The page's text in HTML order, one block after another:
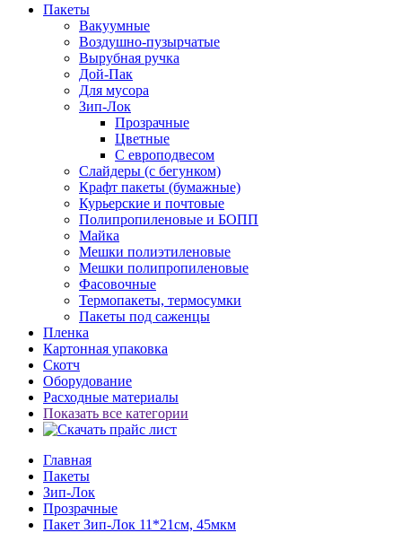
Пакеты
Вакуумные
Воздушно-пузырчатые
Вырубная ручка
Дой-Пак
Для мусора
Зип-Лок
Прозрачные
Цветные
С европодвесом
Слайдеры (с бегунком)
Крафт пакеты (бумажные)
Курьерские и почтовые
Полипропиленовые и БОПП
Майка
Мешки полиэтиленовые
Мешки полипропиленовые
Фасовочные
Термопакеты, термосумки
Пакеты под саженцы
Пленка
Картонная упаковка
Скотч
Оборудование
Расходные материалы
Показать все категории
Главная
Пакеты
Зип-Лок
Прозрачные
Пакет Зип-Лок 11*21см, 45мкм